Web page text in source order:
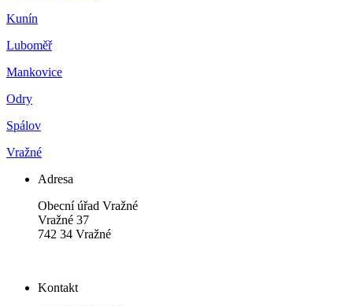
Kunín
Luboměř
Mankovice
Odry
Spálov
Vražné
Adresa
Obecní úřad Vražné
Vražné 37
742 34 Vražné
Kontakt